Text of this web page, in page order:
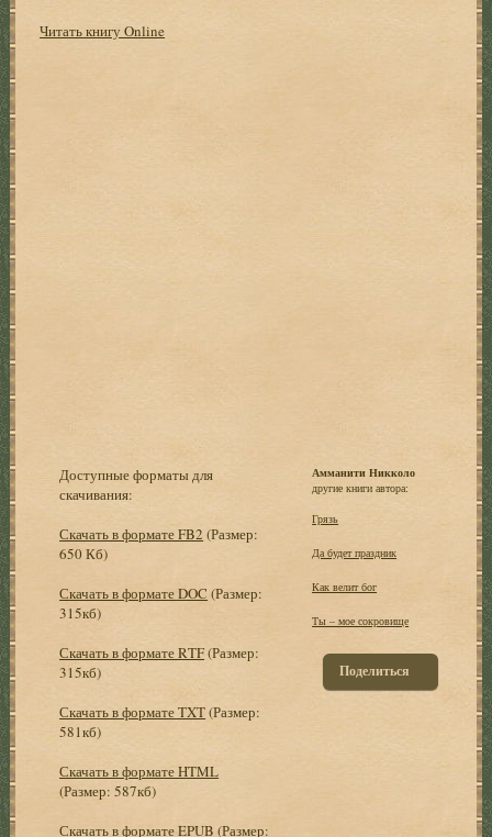
Читать книгу Online
Доступные форматы для
скачивания:
Скачать в формате FB2 (Размер:
650 Кб)
Скачать в формате DOC (Размер:
315кб)
Скачать в формате RTF(Размер:
315кб)
Скачать в формате TXT(Размер:
581кб)
Скачать в формате HTML
(Размер: 587кб)
Скачать в формате EPUB (Размер:
Амманити Никколо
другие книги автора:
Грязь
Да будет праздник
Как велит бог
Ты – мое сокровище
Поделиться